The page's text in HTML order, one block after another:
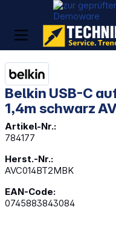
Belkin USB-C
1,4m schwarz
Artikel-Nr.:
784177
Herst.-Nr.:
AVC014BT2MBK
EAN-Code:
0745883843084